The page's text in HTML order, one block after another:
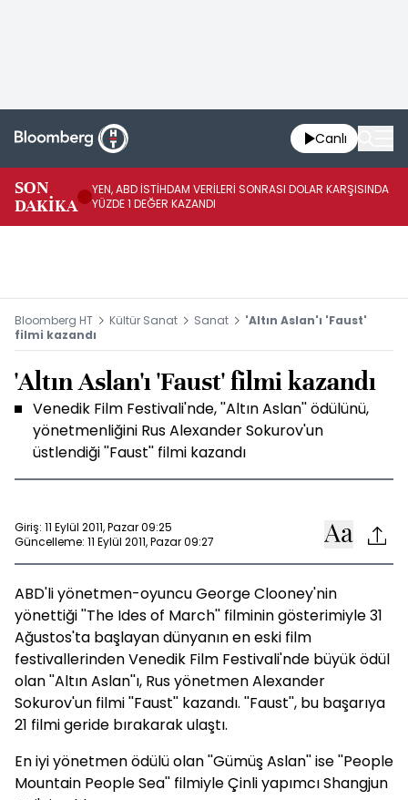
Canlı
SON
DAKİKA
YEN, ABD İSTİHDAM VERİLERİ SONRASI DOLAR KARŞISINDA
YÜZDE 1 DEĞER KAZANDI
Bloomberg HT Kültür Sanat Sanat
'Altın Aslan'ı 'Faust'
filmi kazandı
'Altın Aslan'ı 'Faust' filmi kazandı
Venedik Film Festivali'nde, ''Altın Aslan'' ödülünü,
yönetmenliğini Rus Alexander Sokurov'un
üstlendiği ''Faust'' filmi kazandı
Giriş: 11 Eylül 2011, Pazar 09:25
Güncelleme: 11 Eylül 2011, Pazar 09:27
ABD'li yönetmen-oyuncu George Clooney'nin
yönettiği ''The Ides of March'' filminin gösterimiyle 31
Ağustos'ta başlayan dünyanın en eski film
festivallerinden Venedik Film Festivali'nde büyük ödül
olan ''Altın Aslan''ı, Rus yönetmen Alexander
Sokurov'un filmi ''Faust'' kazandı. ''Faust'', bu başarıya
21 filmi geride bırakarak ulaştı.
En iyi yönetmen ödülü olan ''Gümüş Aslan'' ise ''People
Mountain People Sea'' filmiyle Çinli yapımcı Shangjun